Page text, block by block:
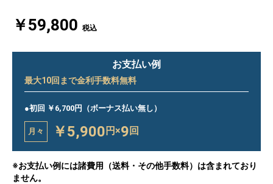
￥59,800 税込
お支払い例
最大10回まで金利手数料無料
●初回 ￥6,700円（ボーナス払い無し）
月々 ￥5,900 円×9 回
※お支払い例には諸費用（送料・その他手数料）は含まれており
ません。